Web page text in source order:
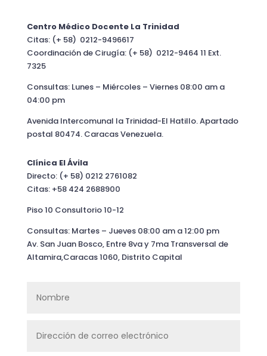
Centro Médico Docente La Trinidad
Citas: (+ 58) 0212-9496617
Coordinación de Cirugía: (+ 58) 0212-9464 11 Ext.
7325
Consultas: Lunes – Miércoles – Viernes 08:00 am a
04:00 pm
Avenida Intercomunal la Trinidad-El Hatillo. Apartado
postal 80474. Caracas Venezuela.
Clínica El Ávila
Directo: (+ 58) 0212 2761082
Citas: +58 424 2688900
Piso 10 Consultorio 10-12
Consultas: Martes – Jueves 08:00 am a 12:00 pm
Av. San Juan Bosco, Entre 8va y 7ma Transversal de
Altamira,Caracas 1060, Distrito Capital